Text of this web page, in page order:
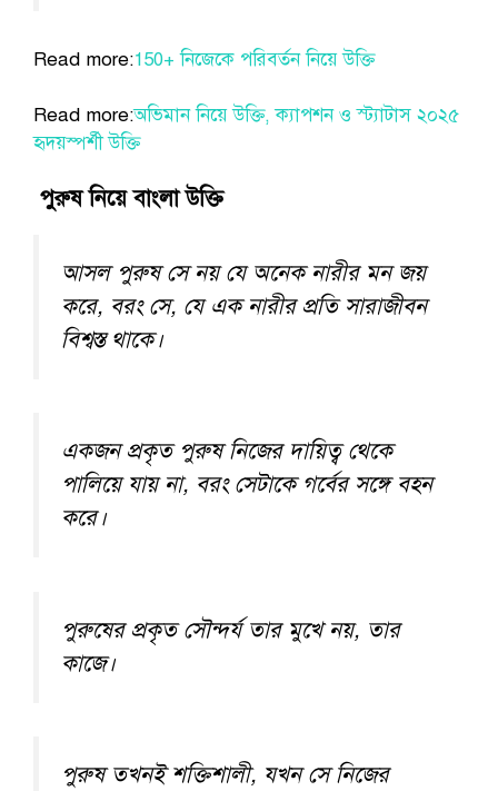
Read more:150+ নিজেকে পরিবর্তন নিয়ে উক্তি
Read more:অভিমান নিয়ে উক্তি, ক্যাপশন ও স্ট্যাটাস ২০২৫
হৃদয়স্পর্শী উক্তি
পুরুষ নিয়ে বাংলা উক্তি
আসল পুরুষ সে নয় যে অনেক নারীর মন জয়
করে, বরং সে, যে এক নারীর প্রতি সারাজীবন
বিশ্বস্ত থাকে।
একজন প্রকৃত পুরুষ নিজের দায়িত্ব থেকে
পালিয়ে যায় না, বরং সেটাকে গর্বের সঙ্গে বহন
করে।
পুরুষের প্রকৃত সৌন্দর্য তার মুখে নয়, তার
কাজে।
পুরুষ তখনই শক্তিশালী, যখন সে নিজের